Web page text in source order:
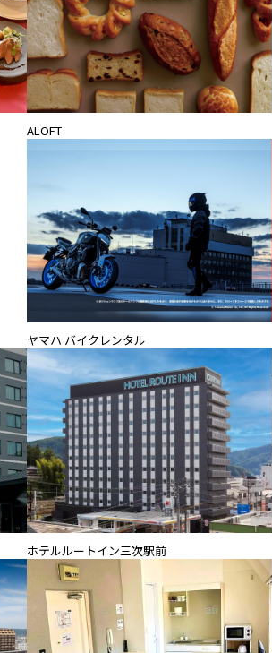
ALOFT
ヤマハ バイクレンタル
ホテルルートイン三次駅前